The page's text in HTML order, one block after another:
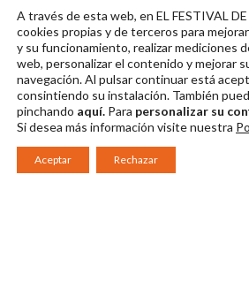
Mérida. JERO
MORALES
Descargar en alta
Mérida. JERO
MORALES
Descargar en alta
A través de esta web, en EL FESTIVAL
cookies propias y de terceros para
y su funcionamiento, realizar mediciones
web, personalizar el contenido y mejorar
navegación. Al pulsar continuarestá
consintiendo su instalación. También
pinchando aquí. Para personalizar su
Si desea más información visite nuestra
Aceptar Rechazar